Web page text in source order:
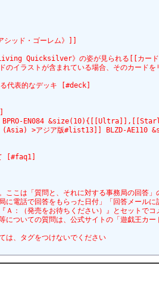
ッド・ゴーレム》]]
Quicksilver》の姿が見られる[[カー
のイラストが含まれている場合、そのカードを
代表的なデッキ [#deck]
EN084
>アジア版#list13]] BLZD-
[#faq1]
こは「質問と、それに対する事務局の回答」
に電話で回答をもらった日付」「回答メール
：（発売をお待ちください）』とセットで
ついての質問は、公式サイトの「遊戯王カ
は、タグをつけないでください